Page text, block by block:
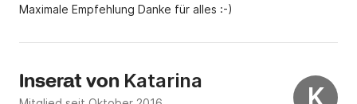
Maximale Empfehlung Danke für alles :-)
K
Inserat von Katarina